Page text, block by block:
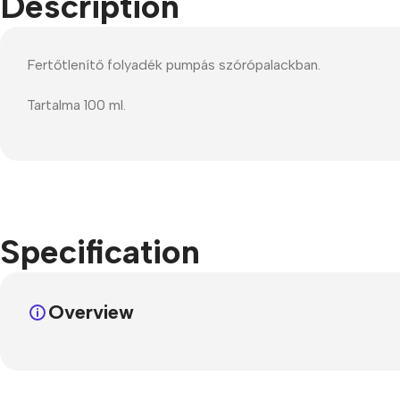
Accessories
Fertőtlenítő folyadék pumpás szórópalackban.
Tartalma 100 ml.
Specification
Overview